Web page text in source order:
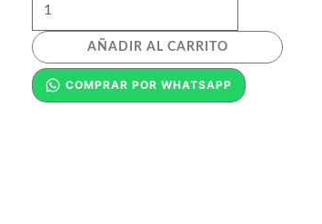
AÑADIR AL CARRITO
COMPRAR POR WHATSAPP